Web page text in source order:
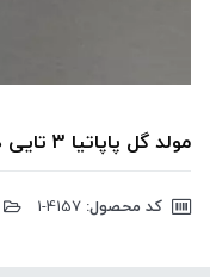
مولد گل پاپاتیا 3 تایی دکورا
کد محصول: